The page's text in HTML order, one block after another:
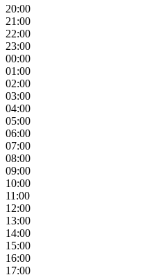
20:00
21:00
22:00
23:00
00:00
01:00
02:00
03:00
04:00
05:00
06:00
07:00
08:00
09:00
10:00
11:00
12:00
13:00
14:00
15:00
16:00
17:00